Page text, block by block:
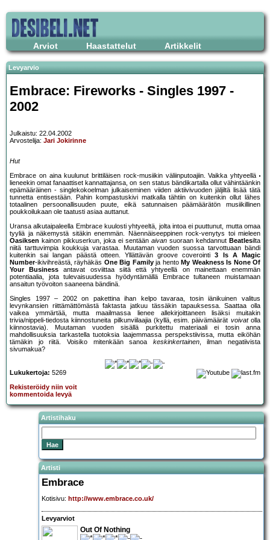
Arviot Haastattelut Artikkelit
Levyarvio
Embrace: Fireworks - Singles 1997 -
2002
Julkaistu: 22.04.2002
Arvostelija: Jari Jokirinne
Hut
Embrace on aina kuulunut brittiläisen rock-musiikin väliinputoajiin. Vaikka yhtyeellä
lieneekin omat fanaattiset kannattajansa, on sen status bändikartalla ollut vähintäänkin
epämääräinen - singlekokoelman julkaiseminen viiden aktiivivuoden jäljiltä lisää tätä
tunnetta entisestään. Pahin kompastuskivi matkalla tähtiin on kuitenkin ollut lähes
totaalinen persoonallisuuden puute, eikä satunnaisen päämäärätön musiikillinen
poukkoilukaan ole taatusti asiaa auttanut.
Uransa alkutaipaleella Embrace kuulosti yhtyeeltä, jolta intoa ei puuttunut, mutta omaa
tyyliä ja näkemystä sitäkin enemmän. Näennäiseeppinen rock-venytys toi mieleen
Oasiksen kainon pikkuserkun, joka ei sentään aivan suoraan kehdannut Beatlesilta
niitä tarttuvimpia koukkuja varastaa. Muutaman vuoden suossa tarvottuaan bändi
kuitenkin sai langan päästä otteen. Yllättävän groove coverointi3 Is A Magic
Number-ikivihreästä, räyhäkäs One Big Familyja hento My Weakness Is None Of
Your Business antavat osviittaa siitä että yhtyeellä on mainettaan enemmän
potentiaalia, jota tulevaisuudessa hyödyntämällä Embrace tultaneen muistamaan
ansaitun työvoiton saaneena bändinä.
Singles 1997 – 2002 on pakettina ihan kelpo tavaraa, tosin iänikuinen valitus
levynkansien riittämättömästä faktasta jatkuu tässäkin tapauksessa. Saattaa olla
vaikea ymmärtää, mutta maailmassa lienee allekirjoittaneen lisäksi muitakin
trivia/nippeli-tiedosta kiinnostuneita pilkunviilaajia (kyllä, esim. päivämäärät voivatolla
kiinnostavia). Muutaman vuoden sisällä purkitettu materiaali ei tosin anna
mahdollisuuksia tarkastella tuotoksia laajemmassa perspekstiivissa, mutta eiköhän
tämäkin jo riitä. Voisiko mitenkään sanoa keskinkertainen, ilman negatiivista
sivumakua?
Lukukertoja: 5269
Rekisteröidy niin voit
kommentoida levyä
Artistihaku
Artisti
Embrace
Kotisivu: http://www.embrace.co.uk/
Levyarviot
Out Of Nothing